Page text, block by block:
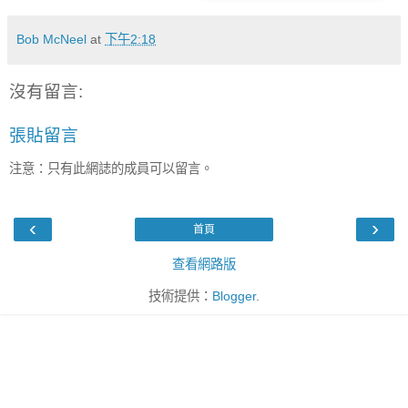
Bob McNeel at 下午2:18
沒有留言:
張貼留言
注意：只有此網誌的成員可以留言。
‹ ›
首頁
查看網路版
技術提供： Blogger.